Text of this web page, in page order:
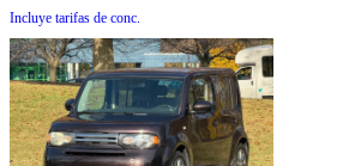
Incluye tarifas de conc.